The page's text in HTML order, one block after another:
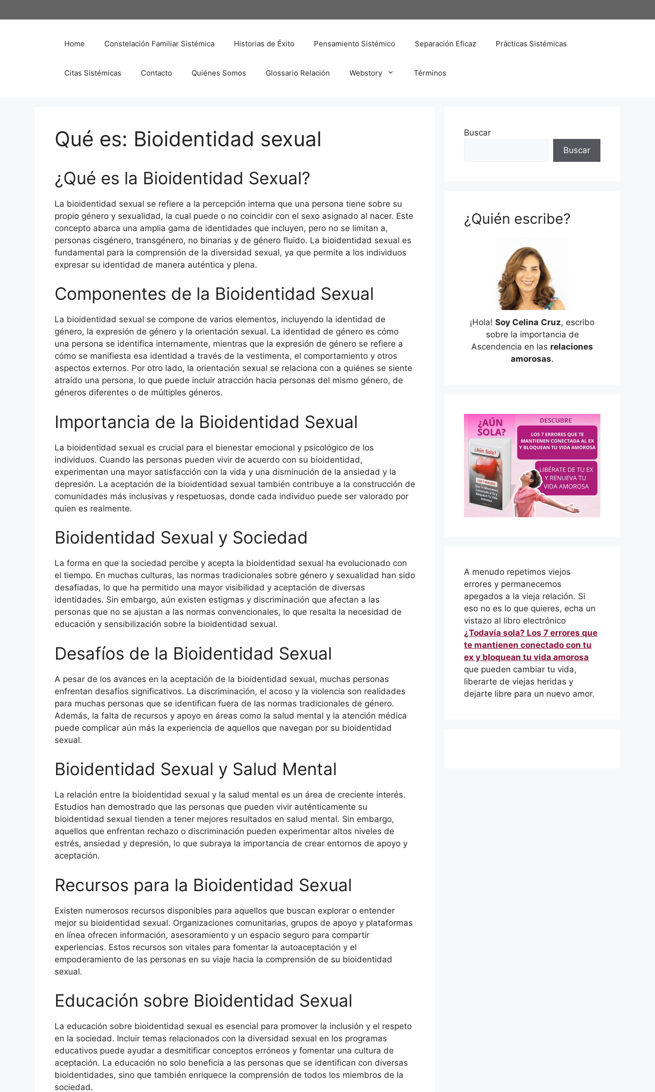
al
Home Constelación Familiar Sistémica Historias de Éxito Pensamiento Sistémico Separación Eficaz Prácticas Sistémicas
Citas Sistémicas Contacto Quiénes Somos Glossario Relación Webstory Términos
Qué es: Bioidentidad sexual
¿Qué es la Bioidentidad Sexual?
La bioidentidad sexual se refiere a la percepción interna que una persona tiene sobre su
propio género y sexualidad, la cual puede o no coincidir con el sexo asignado al nacer. Este
concepto abarca una amplia gama de identidades que incluyen, pero no se limitan a,
personas cisgénero, transgénero, no binarias y de género fluido. La bioidentidad sexual es
fundamental para la comprensión de la diversidad sexual, ya que permite a los individuos
expresar su identidad de manera auténtica y plena.
Componentes de la Bioidentidad Sexual
La bioidentidad sexual se compone de varios elementos, incluyendo la identidad de
género, la expresión de género y la orientación sexual. La identidad de género es cómo
una persona se identifica internamente, mientras que la expresión de género se refiere a
cómo se manifiesta esa identidad a través de la vestimenta, el comportamiento y otros
aspectos externos. Por otro lado, la orientación sexual se relaciona con a quiénes se siente
atraído una persona, lo que puede incluir atracción hacia personas del mismo género, de
géneros diferentes o de múltiples géneros.
Importancia de la Bioidentidad Sexual
La bioidentidad sexual es crucial para el bienestar emocional y psicológico de los
individuos. Cuando las personas pueden vivir de acuerdo con su bioidentidad,
experimentan una mayor satisfacción con la vida y una disminución de la ansiedad y la
depresión. La aceptación de la bioidentidad sexual también contribuye a la construcción de
comunidades más inclusivas y respetuosas, donde cada individuo puede ser valorado por
quien es realmente.
Bioidentidad Sexual y Sociedad
La forma en que la sociedad percibe y acepta la bioidentidad sexual ha evolucionado con
el tiempo. En muchas culturas, las normas tradicionales sobre género y sexualidad han sido
desafiadas, lo que ha permitido una mayor visibilidad y aceptación de diversas
identidades. Sin embargo, aún existen estigmas y discriminación que afectan a las
personas que no se ajustan a las normas convencionales, lo que resalta la necesidad de
educación y sensibilización sobre la bioidentidad sexual.
Desafíos de la Bioidentidad Sexual
A pesar de los avances en la aceptación de la bioidentidad sexual, muchas personas
enfrentan desafíos significativos. La discriminación, el acoso y la violencia son realidades
para muchas personas que se identifican fuera de las normas tradicionales de género.
Además, la falta de recursos y apoyo en áreas como la salud mental y la atención médica
puede complicar aún más la experiencia de aquellos que navegan por su bioidentidad
sexual.
Bioidentidad Sexual y Salud Mental
La relación entre la bioidentidad sexual y la salud mental es un área de creciente interés.
Estudios han demostrado que las personas que pueden vivir auténticamente su
bioidentidad sexual tienden a tener mejores resultados en salud mental. Sin embargo,
aquellos que enfrentan rechazo o discriminación pueden experimentar altos niveles de
estrés, ansiedad y depresión, lo que subraya la importancia de crear entornos de apoyo y
aceptación.
Recursos para la Bioidentidad Sexual
Existen numerosos recursos disponibles para aquellos que buscan explorar o entender
mejor su bioidentidad sexual. Organizaciones comunitarias, grupos de apoyo y plataformas
en línea ofrecen información, asesoramiento y un espacio seguro para compartir
experiencias. Estos recursos son vitales para fomentar la autoaceptación y el
empoderamiento de las personas en su viaje hacia la comprensión de su bioidentidad
sexual.
Educación sobre Bioidentidad Sexual
La educación sobre bioidentidad sexual es esencial para promover la inclusión y el respeto
en la sociedad. Incluir temas relacionados con la diversidad sexual en los programas
educativos puede ayudar a desmitificar conceptos erróneos y fomentar una cultura de
aceptación. La educación no solo beneficia a las personas que se identifican con diversas
bioidentidades, sino que también enriquece la comprensión de todos los miembros de la
sociedad.
Buscar
Buscar
¿Quién escribe?
¡Hola! Soy Celina Cruz, escribo
sobre la importancia de
Ascendencia en las relaciones
amorosas.
A menudo repetimos viejos
errores y permanecemos
apegados a la vieja relación. Si
eso no es lo que quieres, echa un
vistazo al libro electrónico
¿Todavía sola? Los 7 errores que
te mantienen conectado con tu
ex y bloquean tu vida amorosa
que pueden cambiar tu vida,
liberarte de viejas heridas y
dejarte libre para un nuevo amor.